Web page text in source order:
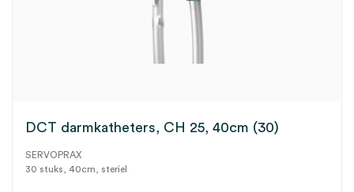
DCT darmkatheters, CH 25, 40cm (30)
SERVOPRAX
30 stuks, 40cm, steriel